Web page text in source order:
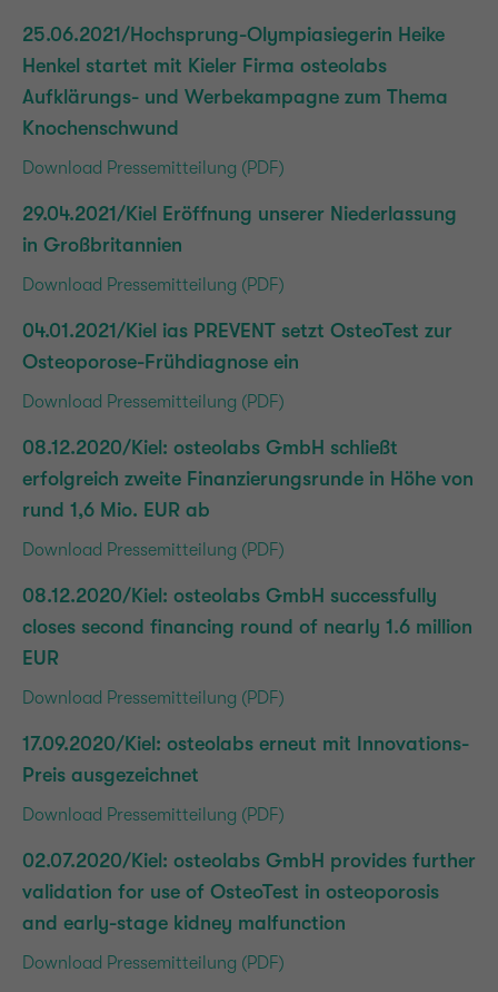
25.06.2021/Hochsprung-Olympiasiegerin Heike
Henkel startet mit Kieler Firma osteolabs
Aufklärungs- und Werbekampagne zum Thema
Knochenschwund
Download Pressemitteilung (PDF)
29.04.2021/Kiel Eröffnung unserer Niederlassung
in Großbritannien
Download Pressemitteilung (PDF)
04.01.2021/Kiel ias PREVENT setzt OsteoTest zur
Osteoporose-Frühdiagnose ein
Download Pressemitteilung (PDF)
08.12.2020/Kiel: osteolabs GmbH schließt
erfolgreich zweite Finanzierungsrunde in Höhe von
rund 1,6 Mio. EUR ab
Download Pressemitteilung (PDF)
08.12.2020/Kiel: osteolabs GmbH successfully
closes second financing round of nearly 1.6 million
EUR
Download Pressemitteilung (PDF)
17.09.2020/Kiel: osteolabs erneut mit Innovations-
Preis ausgezeichnet
Download Pressemitteilung (PDF)
02.07.2020/Kiel: osteolabs GmbH provides further
validation for use of OsteoTest in osteoporosis
and early-stage kidney malfunction
Download Pressemitteilung (PDF)